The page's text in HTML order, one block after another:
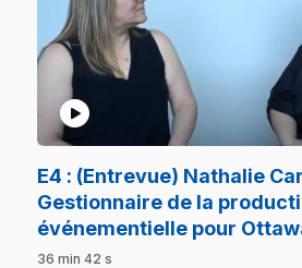
play_circle
E4 : (Entrevue) Nathalie
Gestionnaire de la
événementielle pour
36 min 42 s